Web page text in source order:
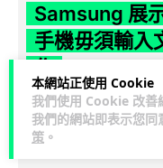
本網站正使用 Cookie
我們使用 Cookie 改善
我們的網站即表示您同
策 。
Samsung 展
手機毋須輸入
作
Samsung 電子 MX 部
表示，品牌正推動
文